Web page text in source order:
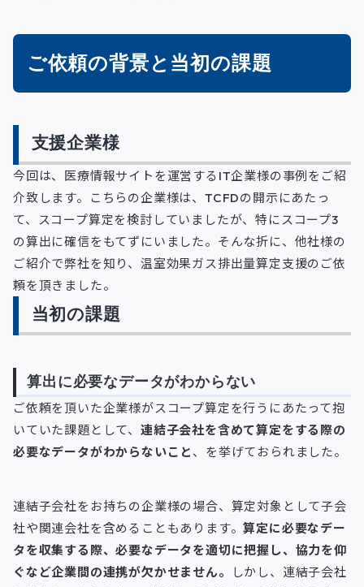
ご依頼の背景と当初の課題
支援企業様
今回は、医療情報サイトを運営するIT企業様の事例をご紹
介致します。こちらの企業様は、TCFDの開示にあたっ
て、スコープ算定を検討していましたが、特にスコープ3
の算出に確信をもてずにいました。そんな折に、他社様の
ご紹介で弊社を知り、温室効果ガス排出量算定支援のご依
頼を頂きました。
当初の課題
算出に必要なデータがわからない
ご依頼を頂いた企業様がスコープ算定を行うにあたって抱
いていた課題として、 連結子会社を含めて算定をする際の
必要なデータがわからないこと 、を挙げておられました。
連結子会社をお持ちの企業様の場合、算定対象として子会
社や関連会社を含めることもあります。算定に必要なデー
タを収集する際、必要なデータを適切に把握し、協力を仰
ぐなど企業間の連携が欠かせません。
しかし、連結子会社